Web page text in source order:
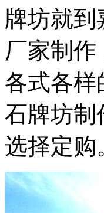
牌坊就
厂家制
各式各样
石牌坊制
选择定购